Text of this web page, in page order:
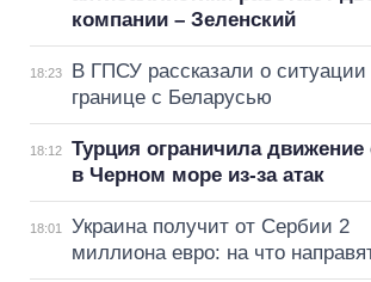
компании – Зеленский
18:23
В ГПСУ рассказали о ситуации
границе с Беларусью
18:12
Турция ограничила движение
в Черном море из-за атак
18:01
Украина получит от Сербии 2
миллиона евро: на что